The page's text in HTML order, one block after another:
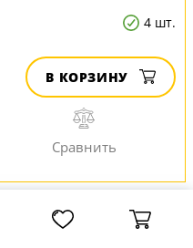
4 шт.
В КОРЗИНУ